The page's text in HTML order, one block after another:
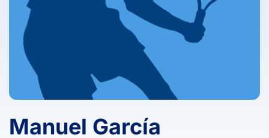
Manuel García